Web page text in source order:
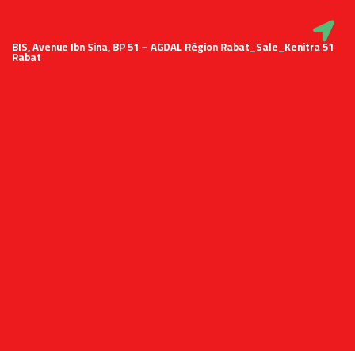
51 BIS, Avenue Ibn Sina, BP 51 – AGDAL Région Rabat_Sale_Kenitra
Rabat